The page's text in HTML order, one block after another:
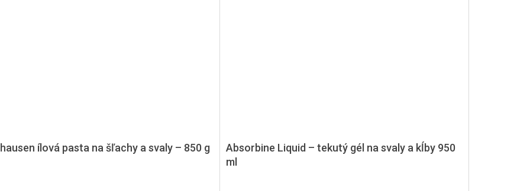
ílová pasta na šľachy a svaly – 850 g
Absorbine Liquid – tekutý gél na svaly a kĺby 950
ml